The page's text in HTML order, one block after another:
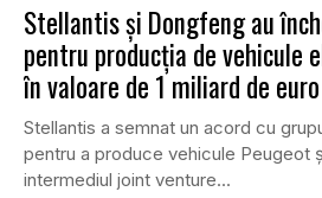
Stellantis și Dongfeng au
pentru producția de vehicule
în valoare de 1 miliard de euro
Stellantis a semnat un acord cu
pentru a produce vehicule Peugeot
intermediul joint venture...